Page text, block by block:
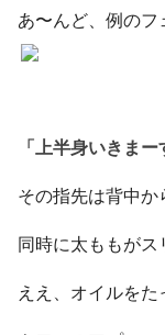
あ〜んど、例のフ
「上半身いきまー
その指先は背中か
同時に太ももがス
ええ、オイルを